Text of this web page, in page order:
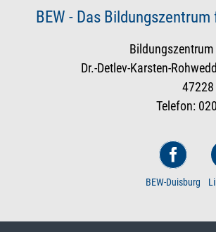
BEW - Das
Dr.-Detlev-Karsten-
Telefon:
BEW-Duisburg